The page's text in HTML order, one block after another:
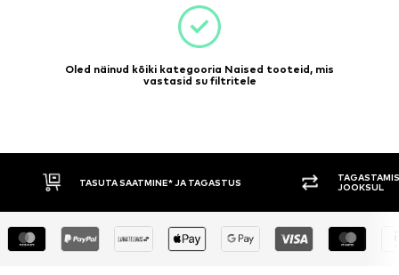
Oled näinud kõiki kategooria Naised tooteid, mis
vastasid su filtritele
JOOKSUL
TASUMINE